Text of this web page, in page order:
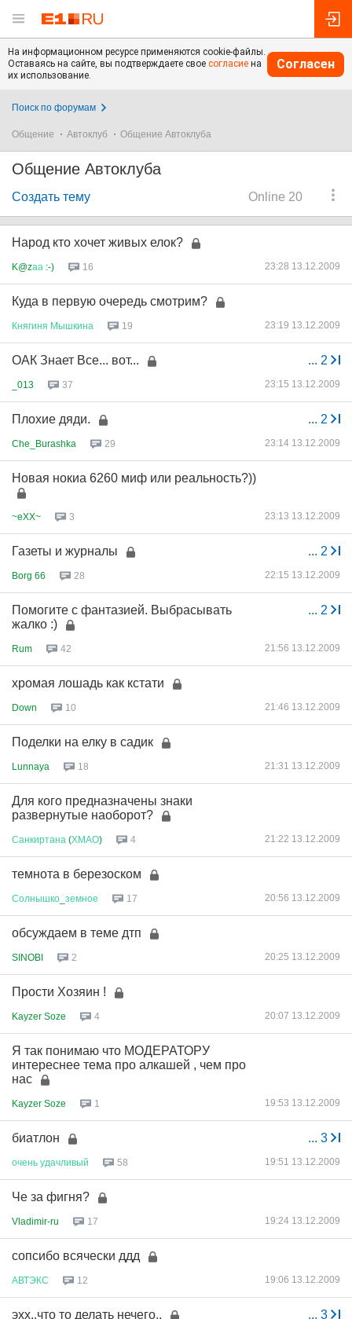
На информационном ресурсе применяются cookie-файлы.
Оставаясь на сайте, вы подтверждаете свое согласие на
их использование.
Согласен
Поиск по форумам
Общение Автоклуб Общение Автоклуба
Общение Автоклуба
Online 20
Создать тему
Народ кто хочет живых елок?
K@zаа :-) 16 23:28 13.12.2009
Куда в первую очередь смотрим?
Княгиня Мышкина 19 23:19 13.12.2009
... 2
ОАК Знает Все... вот...
_013 37 23:15 13.12.2009
... 2
Плохие дяди.
Che_Burashka 29 23:14 13.12.2009
Новая нокиа 6260 миф или реальность?))
~eXX~ 3 23:13 13.12.2009
... 2
Газеты и журналы
Borg 66 28 22:15 13.12.2009
... 2
Помогите с фантазией. Выбрасывать
жалко :)
Rum 42 21:56 13.12.2009
хромая лошадь как кстати
Down 10 21:46 13.12.2009
Поделки на елку в садик
Lunnaya 18 21:31 13.12.2009
Для кого предназначены знаки
развернутые наоборот?
Санкиртана (ХМАО) 4 21:22 13.12.2009
темнота в березоском
Солнышко земное 17 20:56 13.12.2009
обсуждаем в теме дтп
SINOBI 2 20:25 13.12.2009
Прости Хозяин !
Kayzer Soze 4 20:07 13.12.2009
Я так понимаю что МОДЕРАТОРУ
интереснее тема про алкашей , чем про
нас
Kayzer Soze 1 19:53 13.12.2009
... 3
биатлон
очень удачливый 58 19:51 13.12.2009
Че за фигня?
Vladimir-ru 17 19:24 13.12.2009
сопсибо всячески ддд
АВТЭКС 12 19:06 13.12.2009
... 3
эхх..что то делать нечего..